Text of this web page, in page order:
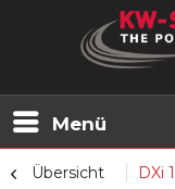
Menü
Übersicht DXi